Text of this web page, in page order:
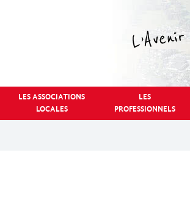
LES ASSOCIATIONS
LOCALES
LES
PROFESSIONNELS